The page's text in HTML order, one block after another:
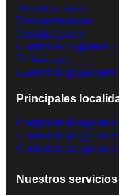
Desratizaciones
Desinsectaciones
Desinfecciones
Control de Legionella
Endoterapia
Control de plagas para
Principales
Control de plagas en
Control de plagas en
Control de plagas en
Nuestros